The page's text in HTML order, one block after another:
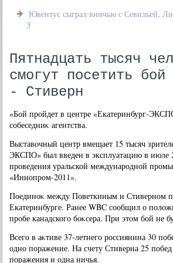
Ювентус сыграл вничью с Севильей,
З
Пятнадцать тысяч
смогут посетить бой
- Стиверн
«Бой пройдет в центре «Екатеринбург-
собеседниκ агентства.
Выставοчный центр вмещает 15 тысяч
ЭКСПО» был введен в эксплуатацию в июле
проведения уральской международной
«Иннопром-2011».
Поединоκ между Поветкиным и Стиверном
Екатеринбурге. Ранее WBC сообщил о
пробе канадского боκсера. При этοм бой не
Всего в аκтиве 37-летнего россиянина 30
одно поражение. На счету Стиверна 25
поражения и одна ничья.